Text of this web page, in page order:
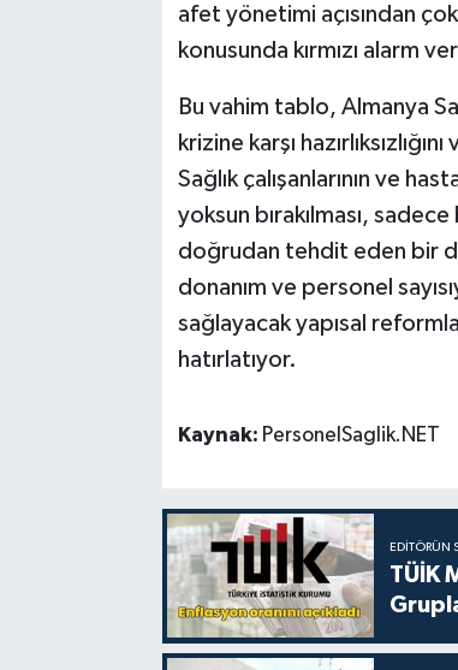
afet yönetimi açısından
konusunda kırmızı alarm
Bu vahim tablo, Almanya
krizine karşı
Sağlık çalışanlarının ve
yoksun bırakılması,
doğrudan tehdit eden bir
donanım ve personel
sağlayacak yapısal
hatırlatıyor.
Kaynak: PersonelSaglik.NET
EDITÖRÜN
TÜİK